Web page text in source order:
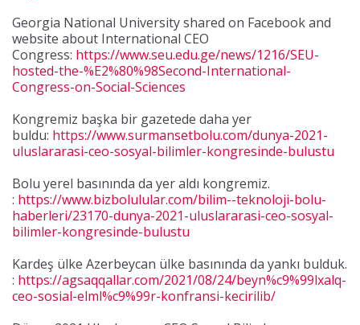
Georgia National University shared on Facebook and
website about International CEO
Congress: https://www.seu.edu.ge/news/1216/SEU-
hosted-the-%E2%80%98Second-International-
Congress-on-Social-Sciences
Kongremiz başka bir gazetede daha yer
buldu: https://www.surmansetbolu.com/dunya-2021-
uluslararasi-ceo-sosyal-bilimler-kongresinde-bulustu
Bolu yerel basınında da yer aldı kongremiz.
: https://www.bizbolulular.com/bilim--teknoloji-bolu-
haberleri/23170-dunya-2021-uluslararasi-ceo-sosyal-
bilimler-kongresinde-bulustu
Kardeş ülke Azerbeycan ülke basınında da yankı bulduk.
: https://agsaqqallar.com/2021/08/24/beyn%c9%99lxalq-
ceo-sosial-elml%c9%99r-konfransi-kecirilib/